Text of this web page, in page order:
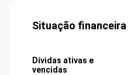
Situação financeira
Dívidas ativas e
vencidas